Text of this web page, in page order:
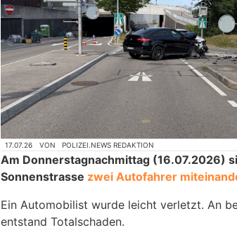
17.07.26 VON POLIZEI.NEWS REDAKTION
Am Donnerstagnachmittag (16.07.2026)
Sonnenstrasse zwei Autofahrer
Ein Automobilist wurde leicht verletzt. An
entstand Totalschaden.